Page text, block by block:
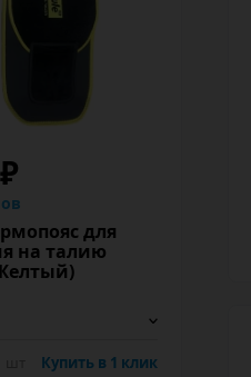
для
на талию
Купить в 1 клик